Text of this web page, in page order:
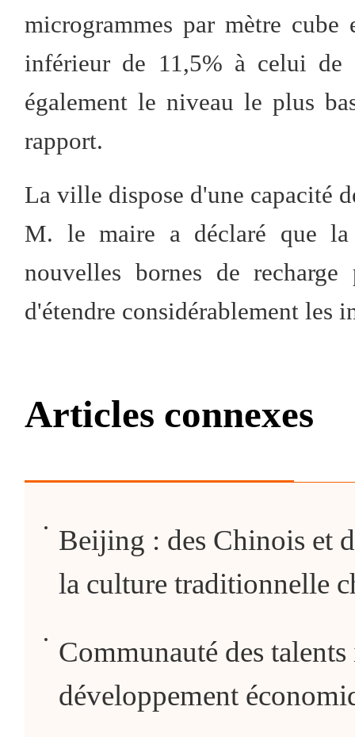
microgrammes par mètre
inférieur de 11,5% à celui de
également le niveau le plus
rapport.
La ville dispose d'une capacité
M. le maire a déclaré que
nouvelles bornes de
d'étendre considérablement les
Articles connexes
Beijing : des Chinois et
la culture traditionnelle
Communauté des
développement